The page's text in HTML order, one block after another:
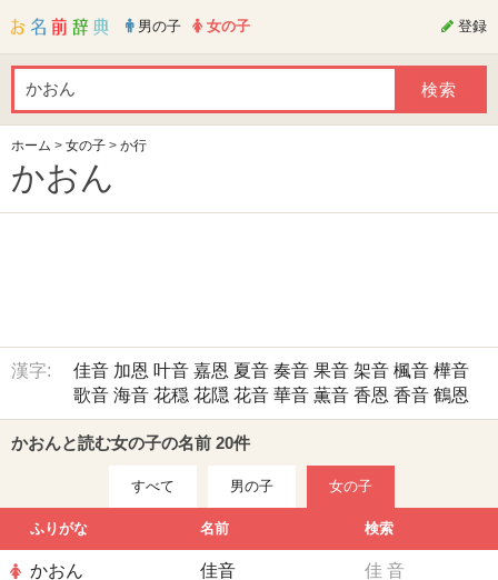
男の子 女の子 登録
ホーム > 女の子 > か行
かおん
漢字: 佳音 加恩 叶音 嘉恩 夏音 奏音 果音 架音 楓音 樺音
歌音 海音 花穏 花隠 花音 華音 薫音 香恩 香音 鶴恩
かおんと読む女の子の名前 20件
すべて 男の子 女の子
ふりがな 名前 検索
かおん 佳音 佳 音